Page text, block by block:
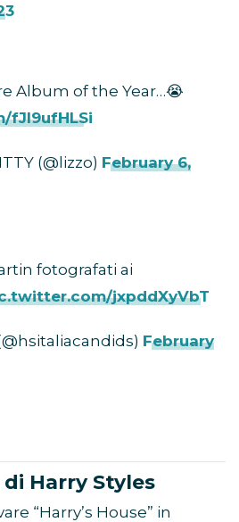
Album of the Year…😭
fJl9ufHLSi
(@lizzo) February 6,
fotografati ai
jxpddXyVbT
February
di Harry Styles
“Harry’s House” in